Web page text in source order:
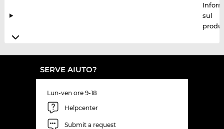
sul
SERVE AIUTO?
Lun-ven ore 9-18
Helpcenter
Submit a request